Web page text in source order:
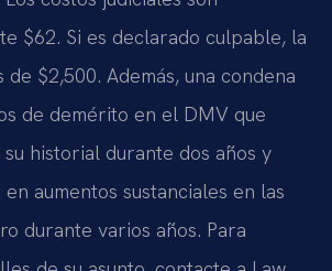
$62. Si es declarado culpable, la
de $2,500. Además, una condena
de demérito en el DMV que
historial durante dos años y
aumentos sustanciales en las
durante varios años. Para